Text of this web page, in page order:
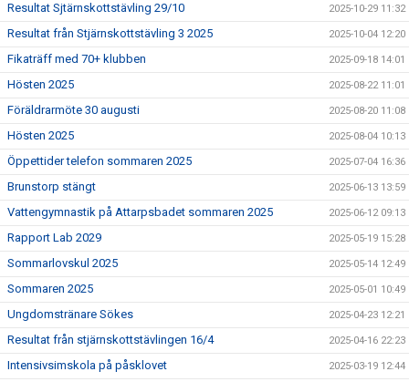
Resultat Sjtärnskottstävling 29/10 2025-10-29 11:32
Resultat från Stjärnskottstävling 3 2025 2025-10-04 12:20
Fikaträff med 70+ klubben 2025-09-18 14:01
Hösten 2025 2025-08-22 11:01
Föräldrarmöte 30 augusti 2025-08-20 11:08
Hösten 2025 2025-08-04 10:13
Öppettider telefon sommaren 2025 2025-07-04 16:36
Brunstorp stängt 2025-06-13 13:59
Vattengymnastik på Attarpsbadet sommaren 2025 2025-06-12 09:13
Rapport Lab 2029 2025-05-19 15:28
Sommarlovskul 2025 2025-05-14 12:49
Sommaren 2025 2025-05-01 10:49
Ungdomstränare Sökes 2025-04-23 12:21
Resultat från stjärnskottstävlingen 16/4 2025-04-16 22:23
Intensivsimskola på påsklovet 2025-03-19 12:44